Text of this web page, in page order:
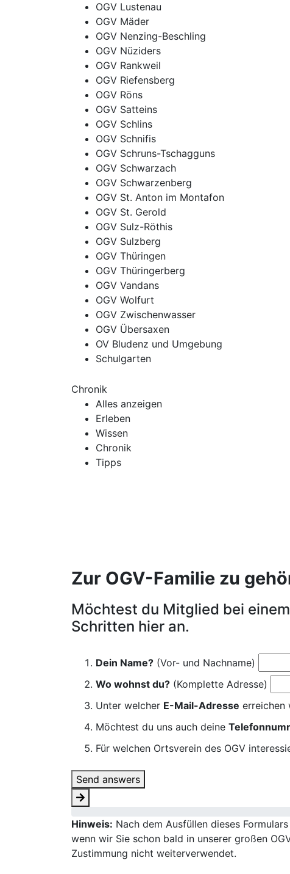
OGV Lustenau
OGV Mäder
OGV Nenzing-Beschling
OGV Nüziders
OGV Rankweil
OGV Riefensberg
OGV Röns
OGV Satteins
OGV Schlins
OGV Schnifis
OGV Schruns-Tschagguns
OGV Schwarzach
OGV Schwarzenberg
OGV St. Anton im Montafon
OGV St. Gerold
OGV Sulz-Röthis
OGV Sulzberg
OGV Thüringen
OGV Thüringerberg
OGV Vandans
OGV Wolfurt
OGV Zwischenwasser
OGV Übersaxen
OV Bludenz und Umgebung
Schulgarten
Chronik
Alles anzeigen
Erleben
Wissen
Chronik
Tipps
Zur OGV-Familie zu
Möchtest du Mitglied bei
Schritten hier an.
Dein Name? (Vor- und Nachname)
Wo wohnst du? (Komplette Adresse)
Unter welcher E-Mail-Adresse erreichen
Möchtest du uns auch deine
Für welchen Ortsverein des OGV
Send answers
Hinweis: Nach dem Ausfüllen dieses
wenn wir Sie schon bald in unserer großen
Zustimmung nicht weiterverwendet.